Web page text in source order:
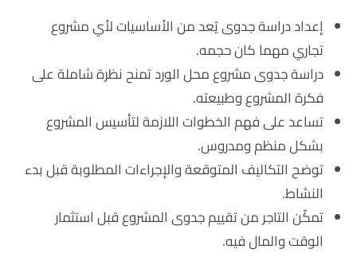
إعداد دراسة جدوى يُعد من الأساسيات لأي مشروع
تجاري مهما كان حجمه.
دراسة جدوى مشروع محل الورد تمنح نظرة شاملة على
فكرة المشروع وطبيعته.
تساعد على فهم الخطوات اللازمة لتأسيس المشروع
بشكل منظم ومدروس.
توضح التكاليف المتوقعة والإجراءات المطلوبة قبل بدء
النشاط.
تمكّن التاجر من تقييم جدوى المشروع قبل استثمار
الوقت والمال فيه.